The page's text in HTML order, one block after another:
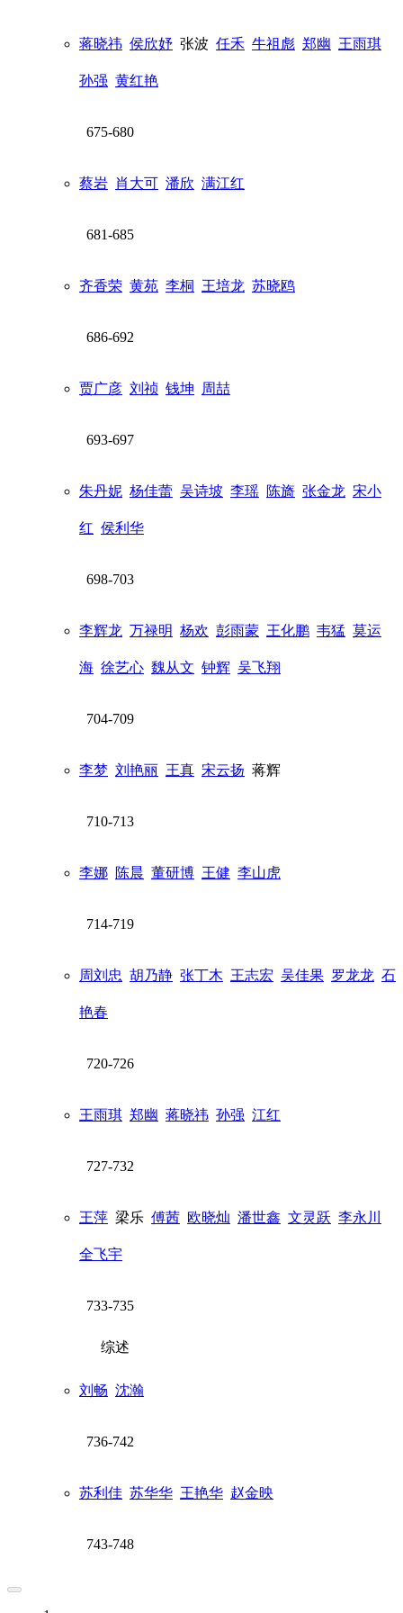
蒋晓祎 侯欣妤 张波 任禾 牛祖彪 郑幽 王雨琪
孙强 黄红艳
675-680
蔡岩 肖大可 潘欣 满江红
681-685
齐香荣 黄苑 李桐 王培龙 苏晓鸥
686-692
贾广彦 刘祯 钱坤 周喆
693-697
朱丹妮 杨佳蕾 吴诗坡 李瑶 陈旖 张金龙 宋小
红 侯利华
698-703
李辉龙 万禄明 杨欢 彭雨蒙 王化鹏 韦猛 莫运
海 徐艺心 魏从文 钟辉 吴飞翔
704-709
李梦 刘艳丽 王真 宋云扬 蒋辉
710-713
李娜 陈晨 董研博 王健 李山虎
714-719
周刘忠 胡乃静 张丁木 王志宏 吴佳果 罗龙龙 石
艳春
720-726
王雨琪 郑幽 蒋晓祎 孙强 江红
727-732
王萍 梁乐 傅茜 欧晓灿 潘世鑫 文灵跃 李永川
全飞宇
733-735
综述
刘畅 沈瀚
736-742
苏利佳 苏华华 王艳华 赵金映
743-748